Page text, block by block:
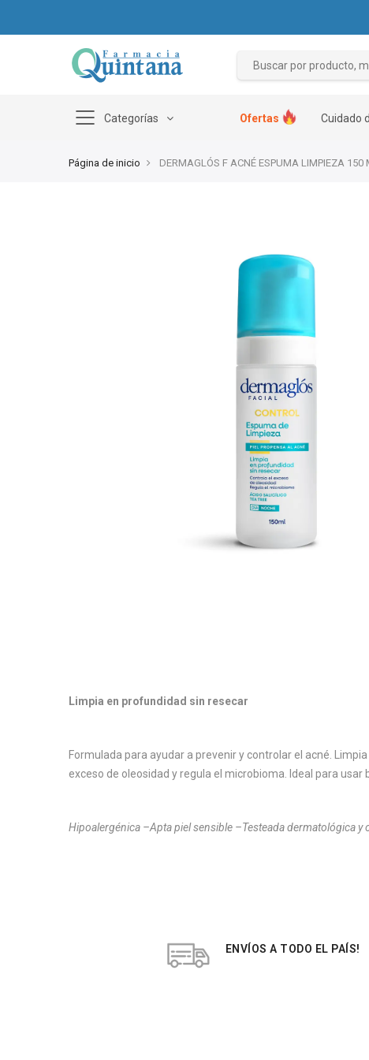
Categorías Ofertas Cuidado
Página de inicio DERMAGLÓS F ACNÉ ESPUMA LIMPIEZA 150
Limpia en profundidad sin resecar
Formulada para ayudar a prevenir y controlar el acné.
exceso de oleosidad y regula el microbioma. Ideal para usar
Hipoalergénica –Apta piel sensible –Testeada dermatológica
ENVÍOS A TODO EL PAÍS!